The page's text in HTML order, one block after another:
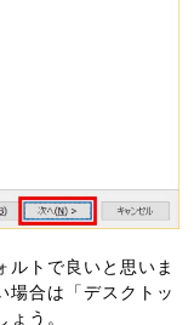
ルトで良いと思いま
場合は「デスクトッ
う。